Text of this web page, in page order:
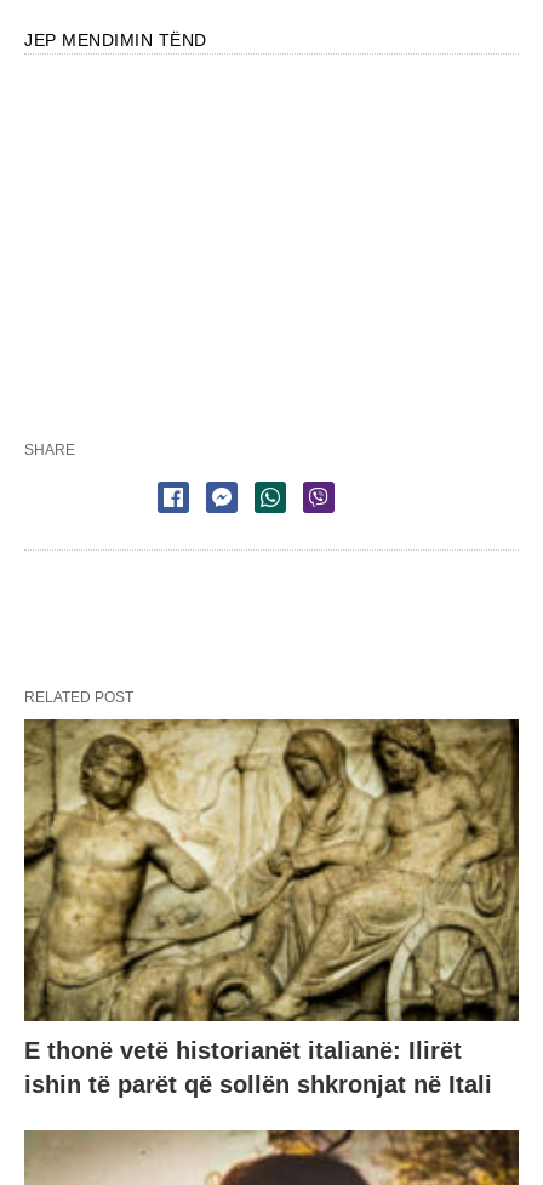
JEP MENDIMIN TËND
SHARE
RELATED POST
E thonë vetë historianët italianë: Ilirët
ishin të parët që sollën shkronjat në Itali